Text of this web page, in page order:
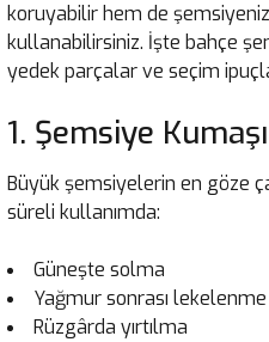
koruyabilir hem de
kullanabilirsiniz. İşte bahçe
yedek parçalar ve seçim
1. Şemsiye Kumaşı
Büyük şemsiyelerin en göze
süreli kullanımda:
Güneşte solma
Yağmur sonrası lekelenme
Rüzgârda yırtılma